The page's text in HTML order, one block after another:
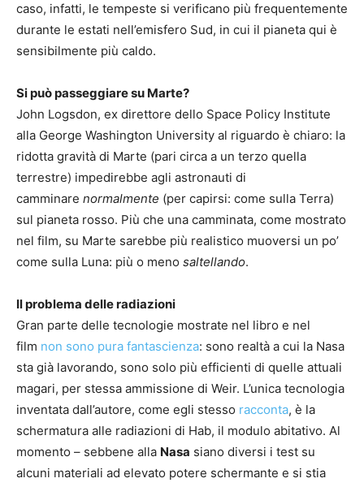
caso, infatti, le tempeste si verificano più frequentemente
durante le estati nell’emisfero Sud, in cui il pianeta qui è
sensibilmente più caldo.
Si può passeggiare su Marte?
John Logsdon, ex direttore dello Space Policy Institute
alla George Washington University al riguardo è chiaro: la
ridotta gravità di Marte (pari circa a un terzo quella
terrestre) impedirebbe agli astronauti di
camminare normalmente (per capirsi: come sulla Terra)
sul pianeta rosso. Più che una camminata, come mostrato
nel film, su Marte sarebbe più realistico muoversi un po’
come sulla Luna: più o meno saltellando.
Il problema delle radiazioni
Gran parte delle tecnologie mostrate nel libro e nel
film non sono pura fantascienza: sono realtà a cui la Nasa
sta già lavorando, sono solo più efficienti di quelle attuali
magari, per stessa ammissione di Weir. L’unica tecnologia
inventata dall’autore, come egli stesso racconta, è la
schermatura alle radiazioni di Hab, il modulo abitativo. Al
momento – sebbene alla Nasa siano diversi i test su
alcuni materiali ad elevato potere schermante e si stia